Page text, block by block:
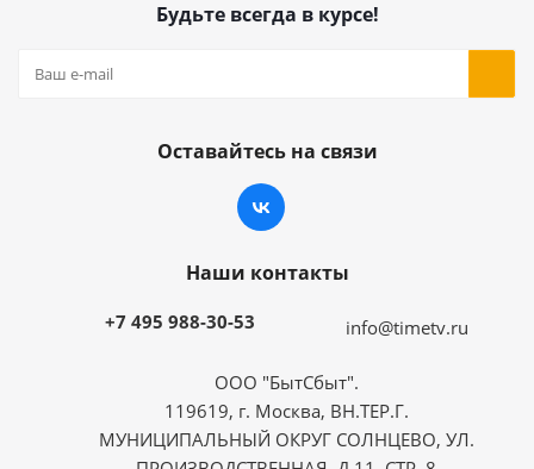
Будьте всегда в курсе!
Оставайтесь на связи
Наши контакты
+7 495 988-30-53 info@timetv.ru
ООО "БытСбыт".
119619, г. Москва, ВН.ТЕР.Г.
МУНИЦИПАЛЬНЫЙ ОКРУГ СОЛНЦЕВО, УЛ.